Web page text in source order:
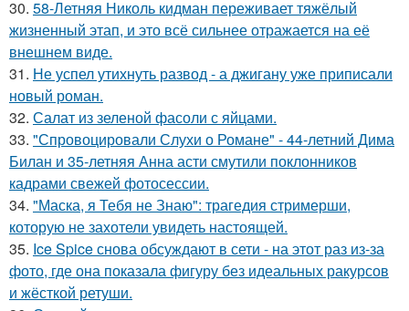
30. 58-Летняя Николь кидман переживает тяжёлый
жизненный этап, и это всё сильнее отражается на её
внешнем виде.
31. Не успел утихнуть развод - а джигану уже приписали
новый роман.
32. Салат из зеленой фасоли с яйцами.
33. "Спровоцировали Слухи о Романе" - 44-летний Дима
Билан и 35-летняя Анна асти смутили поклонников
кадрами свежей фотосессии.
34. "Маска, я Тебя не Знаю": трагедия стримерши,
которую не захотели увидеть настоящей.
35. Ice Spice снова обсуждают в сети - на этот раз из-за
фото, где она показала фигуру без идеальных ракурсов
и жёсткой ретуши.